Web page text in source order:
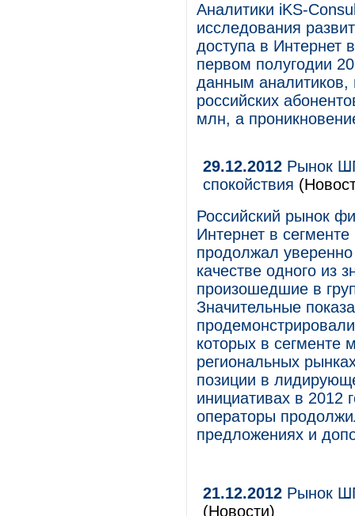
Аналитики iKS-
исследования
доступа в Интернет
первом полугодии
данным аналитиков,
российских
млн, а
29.12.2012 Рынок
спокойствия
Российский рынок
Интернет в
продолжал
качестве одного из
произошедшие в
Значительные
которых в сегменте
региональных
позиции в
инициативах в 2012
операторы
предложениях и
21.12.2012 Рынок
(Новости)